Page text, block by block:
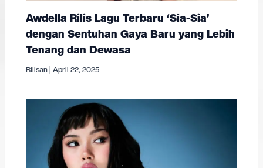
Awdella Rilis Lagu Terbaru ‘Sia-Sia’
dengan Sentuhan Gaya Baru yang Lebih
Tenang dan Dewasa
Rilisan |April 22, 2025